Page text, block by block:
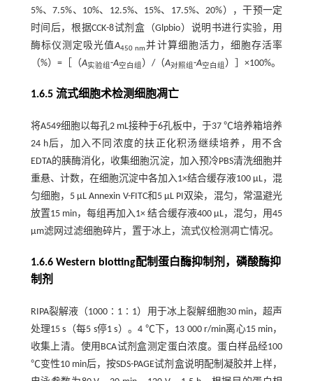
5%、7.5%、10%、12.5%、15%、17.5%、20%），干预一定
时间后，根据CCK-8试剂盒（Glpbio）说明书进行实验，用
酶标仪测定吸光值A450 nm并计算细胞活力，细胞存活率
（%）=［（A实验组-A空白组 ）/（A对照组-A空白组 ）］×100%。
1.6.5 流式细胞术检测细胞凋亡
将A549细胞以每孔2 mL接种于6孔板中，于37 ℃培养箱培养
24 h后，加入不同浓度的扶正化积汤继续培养，用不含
EDTA的胰酶消化，收集细胞沉淀，加入预冷PBS清洗细胞并
重悬、计数，在细胞沉淀中各加入1×结合缓存液100 μL，混
匀细胞，5 μL Annexin V-FITC和5 μL PI双染，混匀，常温避光
放置15 min，每组再加入1× 结合缓存液400 μL，混匀，用45
μm滤网过滤细胞碎片，置于冰上，流式仪检测凋亡情况。
1.6.6 Western blotting配制蛋白酶抑制剂，磷酸酶抑
制剂
RIPA裂解液（1000∶1∶1）用于冰上裂解细胞30 min，超声
处理15 s（每5 s停1 s）。4 ℃下，13 000 r/min离心15 min，
收集上清。使用BCA试剂盒测定蛋白浓度。蛋白样品经100
℃变性10 min后，按SDS-PAGE试剂盒说明配制凝胶并上样，